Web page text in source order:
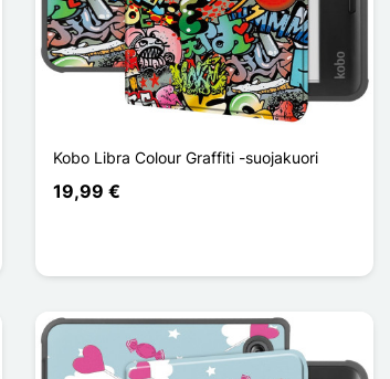
Kobo Libra Colour Graffiti -suojakuori
19,99 €